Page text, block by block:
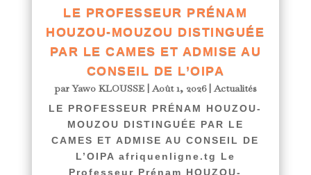
LE PROFESSEUR PRÉNAM
HOUZOU-MOUZOU DISTINGUÉE
PAR LE CAMES ET ADMISE AU
CONSEIL DE L’OIPA
parYawo KLOUSSE|Août 1, 2026|Actualités
LE PROFESSEUR PRÉNAM HOUZOU-
MOUZOU DISTINGUÉE PAR LE
CAMES ET ADMISE AU CONSEIL DE
L’OIPA afriquenligne.tg Le
Professeur Prénam HOUZOU-